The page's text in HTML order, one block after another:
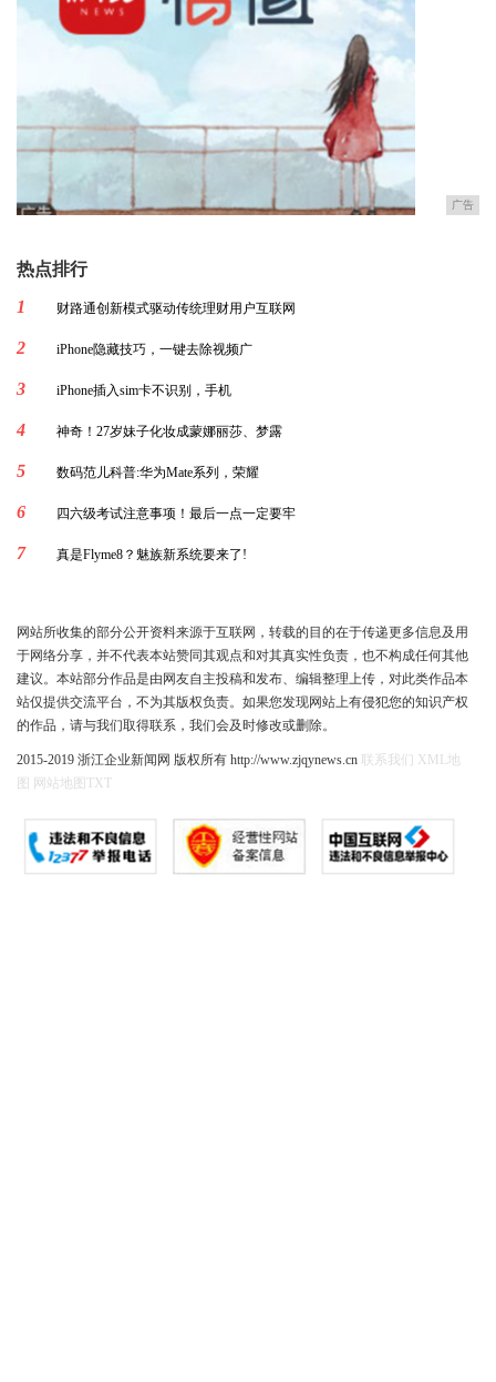
广告
热点排行
1
财路通创新模式驱动传统理财用户互联网
2 iPhone隐藏技巧，一键去除视频广
3 iPhone插入sim卡不识别，手机
4 神奇！27岁妹子化妆成蒙娜丽莎、梦露
5 数码范儿科普:华为Mate系列，荣耀
6 四六级考试注意事项！最后一点一定要牢
7 真是Flyme8？魅族新系统要来了!
网站所收集的部分公开资料来源于互联网，转载的目的在于传递更多信息及用
于网络分享，并不代表本站赞同其观点和对其真实性负责，也不构成任何其他
建议。本站部分作品是由网友自主投稿和发布、编辑整理上传，对此类作品本
站仅提供交流平台，不为其版权负责。如果您发现网站上有侵犯您的知识产权
的作品，请与我们取得联系，我们会及时修改或删除。
2015-2019 浙江企业新闻网 版权所有 http://www.zjqynews.cn 联系我们
XML地
图
网站地图 TXT